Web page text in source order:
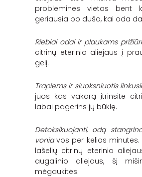
problemines vietas bent
geriausia po dušo, kai oda
Riebiai odai ir plaukams
citrinų eterinio aliejaus į
gelį.
Trapiems ir sluoksniuotis
juos kas vakarą įtrinsite
labai pagerins jų būklę.
Detoksikuojanti, odą
voniavos per kelias minutes.
lašelių citrinų eterinio
augalinio aliejaus, šį
mėgaukitės.